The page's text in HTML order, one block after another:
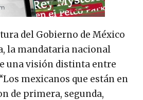
del Gobierno de México
la mandataria nacional
una visión distinta entre
mexicanos que están en
de primera, segunda,